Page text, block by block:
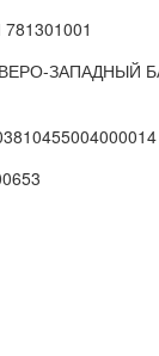
ЗАПАДНЫЙ